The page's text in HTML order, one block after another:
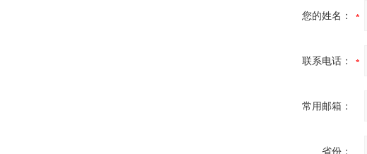
您的姓名：
联系电话：
常用邮箱：
省份：